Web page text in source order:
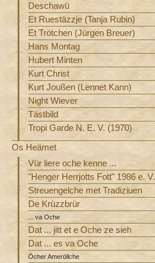
Deschawü
Et Ruestäzzje (Tanja Rubin)
Et Trötchen (Jürgen Breuer)
Hans Montag
Hubert Minten
Kurt Christ
Kurt Joußen (Lennet Kann)
Night Wiever
Tästbild
Tropi Garde N. E. V. (1970)
Os Heämet
Vür liere oche kenne ...
"Henger Herrjotts Fott" 1986 e. V.
Streuengelche met Tradiziuen
De Krüzzbrür
... va Oche
Dat ... jitt et e Oche ze sieh
Dat ... es va Oche
Öcher Ameröllche